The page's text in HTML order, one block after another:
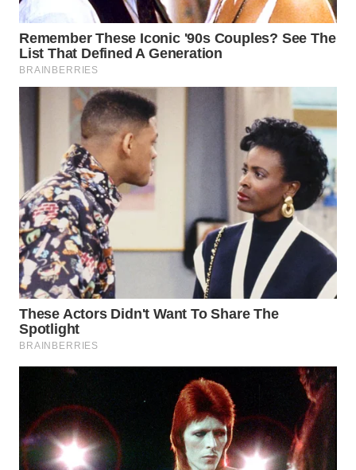
INDRAMAYU
WN
KUNINGAN
MAJALENGKA
WN
SUBANG
WN
SUKABUMI
WN
PURWAKARTA
WN
TIMUR
WN
SEMARANG